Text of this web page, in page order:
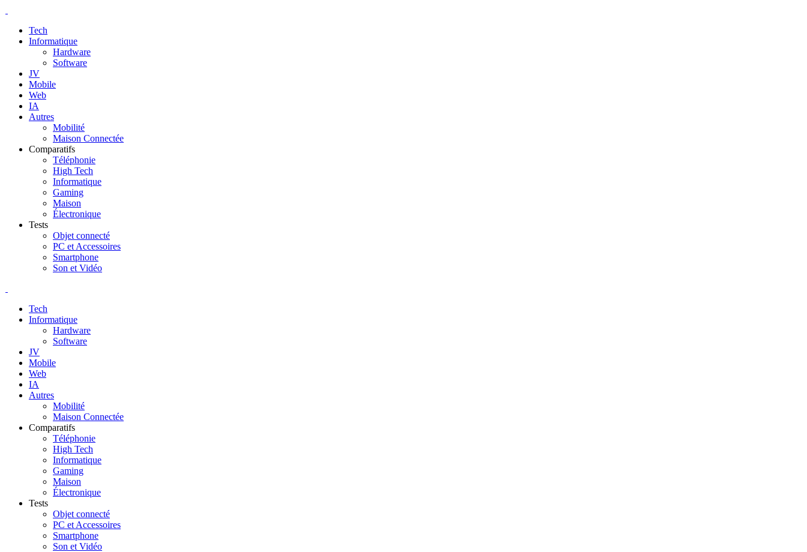
Tech
Informatique
Hardware
Software
JV
Mobile
Web
IA
Autres
Mobilité
Maison Connectée
Comparatifs
Téléphonie
High Tech
Informatique
Gaming
Maison
Électronique
Tests
Objet connecté
PC et Accessoires
Smartphone
Son et Vidéo
Tech
Informatique
Hardware
Software
JV
Mobile
Web
IA
Autres
Mobilité
Maison Connectée
Comparatifs
Téléphonie
High Tech
Informatique
Gaming
Maison
Électronique
Tests
Objet connecté
PC et Accessoires
Smartphone
Son et Vidéo